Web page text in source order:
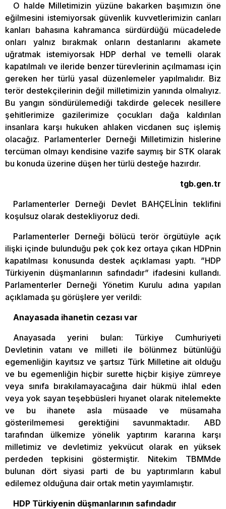
O halde Milletimizin yüzüne bakarken başımızın öne
eğilmesini istemiyorsak güvenlik kuvvetlerimizin canları
kanları bahasına kahramanca sürdürdüğü mücadelede
onları yalnız bırakmak onların destanlarını akamete
uğratmak istemiyorsak HDP derhal ve temelli olarak
kapatılmalı ve ileride benzer türevlerinin açılmaması için
gereken her türlü yasal düzenlemeler yapılmalıdır. Biz
terör destekçilerinin değil milletimizin yanında olmalıyız.
Bu yangın söndürülemediği takdirde gelecek nesillere
şehitlerimize gazilerimize çocukları dağa kaldırılan
insanlara karşı hukuken ahlaken vicdanen suç işlemiş
olacağız. Parlamenterler Derneği Milletimizin hislerine
tercüman olmayı kendisine vazife saymış bir STK olarak
bu konuda üzerine düşen her türlü desteğe hazırdır.
tgb.gen.tr
Parlamenterler Derneği Devlet BAHÇELİnin teklifini
koşulsuz olarak destekliyoruz dedi.
Parlamenterler Derneği bölücü terör örgütüyle açık
ilişki içinde bulunduğu pek çok kez ortaya çıkan HDPnin
kapatılması konusunda destek açıklaması yaptı. ”HDP
Türkiyenin düşmanlarının safındadır” ifadesini kullandı.
Parlamenterler Derneği Yönetim Kurulu adına yapılan
açıklamada şu görüşlere yer verildi:
Anayasada ihanetin cezası var
Anayasada yerini bulan: Türkiye Cumhuriyeti
Devletinin vatanı ve milleti ile bölünmez bütünlüğü
egemenliğin kayıtsız ve şartsız Türk Milletine ait olduğu
ve bu egemenliğin hiçbir surette hiçbir kişiye zümreye
veya sınıfa bırakılamayacağına dair hükmü ihlal eden
veya yok sayan teşebbüsleri hıyanet olarak nitelemekte
ve bu ihanete asla müsaade ve müsamaha
gösterilmemesi gerektiğini savunmaktadır. ABD
tarafından ülkemize yönelik yaptırım kararına karşı
milletimiz ve devletimiz yekvücut olarak en yüksek
perdeden tepkisini göstermiştir. Nitekim TBMMde
bulunan dört siyasi parti de bu yaptırımların kabul
edilemez olduğuna dair ortak metin yayımlamıştır.
HDP Türkiyenin düşmanlarının safındadır